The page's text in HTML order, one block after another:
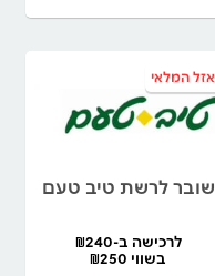
שובר לרשת טיב טעם
לרכישה ב-₪240
בשווי ₪250
אזל המלאי